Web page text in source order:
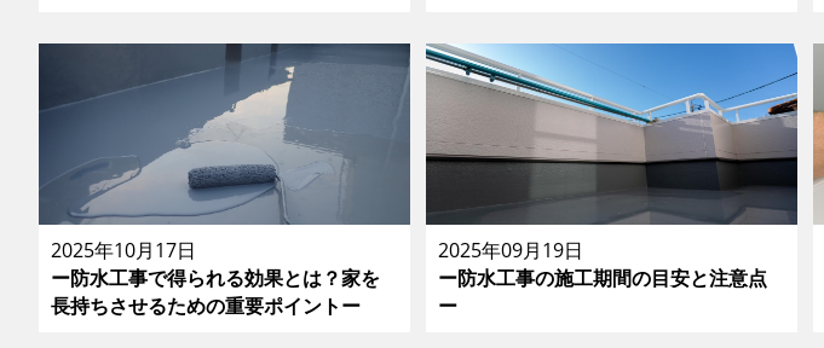
2025年10月17日
ー防水工事で得られる効果とは？家を
長持ちさせるための重要ポイントー
2025年09月19日
ー防水工事の施工期間の目安と注意点
ー